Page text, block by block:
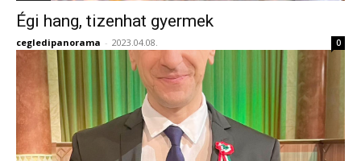
Égi hang, tizenhat gyermek
cegledipanorama - 2023.04.08. 0